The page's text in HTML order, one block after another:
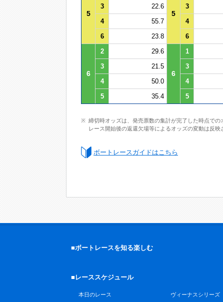
5 5
3
22.6 3
4
55.7 4
6
23.8 6
6
2 29.6
6
1
3
21.5 3
4
50.0 4
5
35.4 5
締切時オッズは、発売票数の集計が完了した時点での
レース開始後の返還欠場等によるオッズの変動は反映
ボートレースガイドはこちら
■ボートレースを知る楽しむ
■レーススケジュール
本日のレース ヴィーナスシリーズ